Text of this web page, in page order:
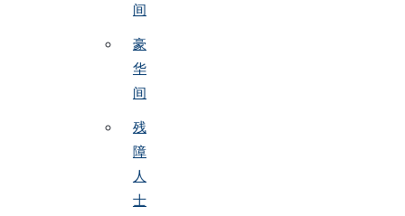
间
豪
华
间
残
障
人
士